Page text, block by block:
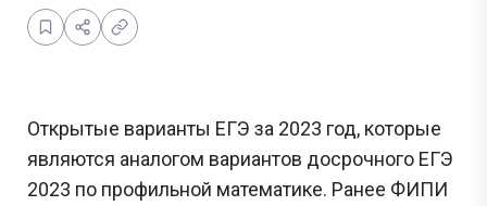
Открытые варианты ЕГЭ за 2023 год, которые
являются аналогом вариантов досрочного ЕГЭ
2023 по профильной математике. Ранее ФИПИ